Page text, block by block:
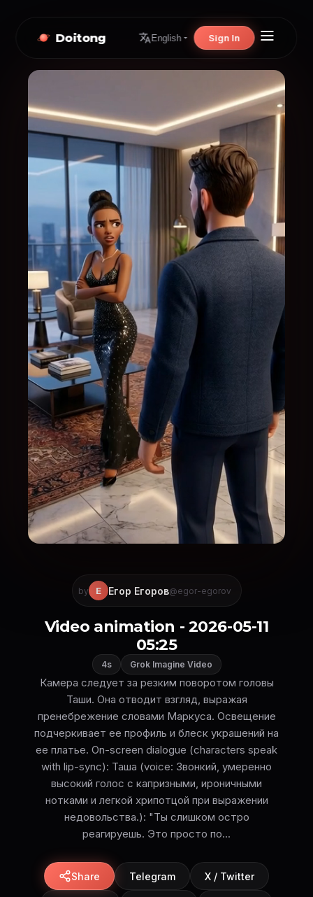
Doitong English Sign In
by Е Егор Егоров@egor-egorov
Video animation - 2026-05-11
05:25
4s Grok Imagine Video
Камера следует за резким поворотом головы
Таши. Она отводит взгляд, выражая
пренебрежение словами Маркуса. Освещение
подчеркивает ее профиль и блеск украшений на
ее платье. On-screen dialogue (characters speak
with lip-sync): Таша (voice: Звонкий, умеренно
высокий голос с капризными, ироничными
нотками и легкой хрипотцой при выражении
недовольства.): "Ты слишком остро
реагируешь. Это просто по...
Share Telegram X / Twitter